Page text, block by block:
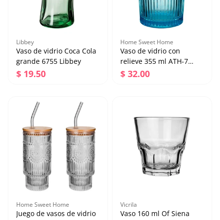
Libbey
Vaso de vidrio Coca Cola
grande 6755 Libbey
Precio regular
$ 19.50
Cola grande 6755
Libbey
Precio regular
$ 19.50
Agregar al carrito
Home Sweet Home
Vaso de vidrio con
relieve 355 ml ATH-7
Home Sweet Home
Precio regular
$ 32.00
Home Sweet Home
Precio regular
$ 32.00
Agregar al carrito
Home Sweet Home
Juego de vasos de vidrio
Vicrila
Vaso 160 ml Of Siena